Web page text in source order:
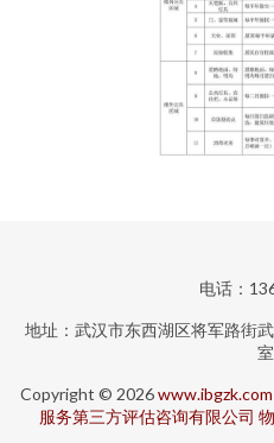
电话：
地址：武汉市东西湖区将军路街
室
Copyright © 2026www.ibgzk.com
服务第三方评估咨询有限公司